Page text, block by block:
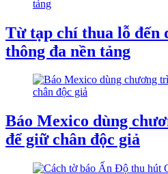
Từ tạp chí thua lỗ đến
thông đa nền tảng
Báo Mexico dùng
để giữ chân độc giả